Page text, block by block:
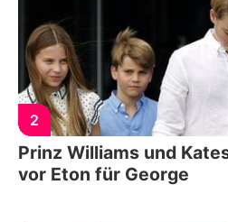
2
Prinz Williams und
vor Eton für George